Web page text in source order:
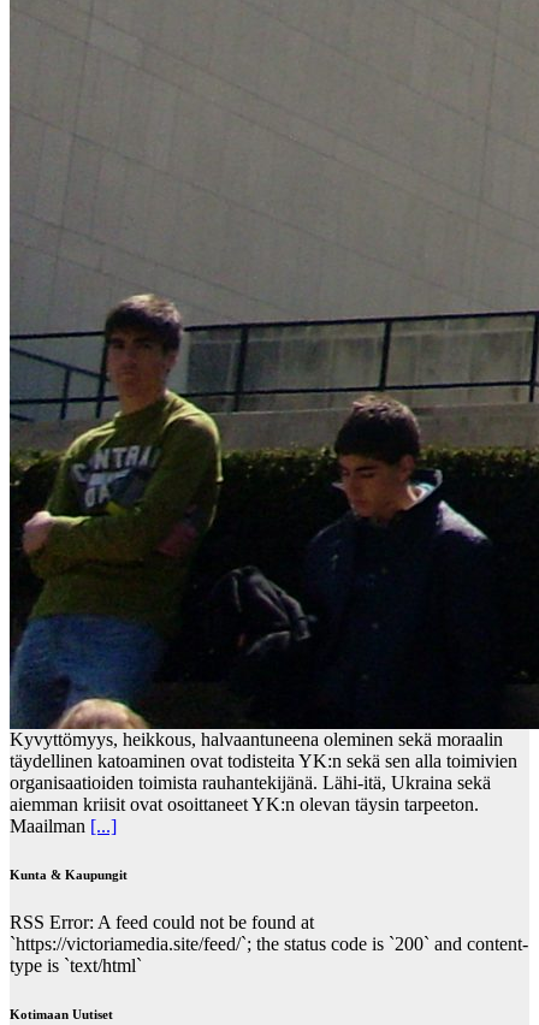
Kyvyttömyys, heikkous, halvaantuneena oleminen sekä moraalin
täydellinen katoaminen ovat todisteita YK:n sekä sen alla toimivien
organisaatioiden toimista rauhantekijänä. Lähi-itä, Ukraina sekä
aiemman kriisit ovat osoittaneet YK:n olevan täysin tarpeeton.
Maailman [...]
Kunta & Kaupungit
RSS Error: A feed could not be found at
`https://victoriamedia.site/feed/`; the status code is `200` and content-
type is `text/html`
Kotimaan Uutiset